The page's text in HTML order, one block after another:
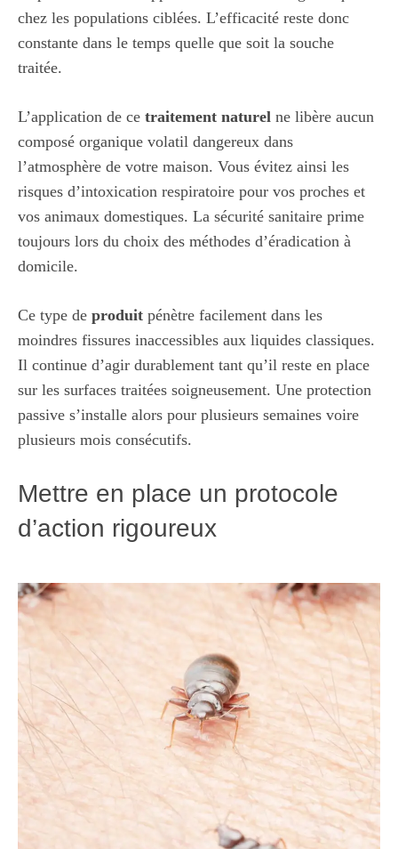
chez les populations ciblées. L’efficacité reste donc
constante dans le temps quelle que soit la souche
traitée.
L’application de ce traitement naturel ne libère aucun
composé organique volatil dangereux dans
l’atmosphère de votre maison. Vous évitez ainsi les
risques d’intoxication respiratoire pour vos proches et
vos animaux domestiques. La sécurité sanitaire prime
toujours lors du choix des méthodes d’éradication à
domicile.
Ce type de produit pénètre facilement dans les
moindres fissures inaccessibles aux liquides classiques.
Il continue d’agir durablement tant qu’il reste en place
sur les surfaces traitées soigneusement. Une protection
passive s’installe alors pour plusieurs semaines voire
plusieurs mois consécutifs.
Mettre en place un protocole
d’action rigoureux